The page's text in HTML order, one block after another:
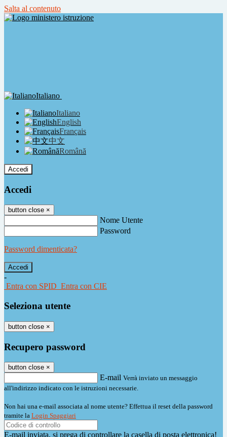
Salta al contenuto
Italiano
Italiano
English
Français
中文
Română
Accedi
Accedi
button close ×
Nome Utente
Password
Password dimenticata?
-
Entra con SPID Entra con CIE
Seleziona utente
button close ×
Recupero password
button close ×
E-mail Verrà inviato un messaggio
all'indirizzo indicato con le istruzioni necessarie.
Non hai una e-mail associata al nome utente? Effettua il reset della password
tramite la Login Spaggiari
E-mail inviata, si prega di controllare la casella di posta elettronica!